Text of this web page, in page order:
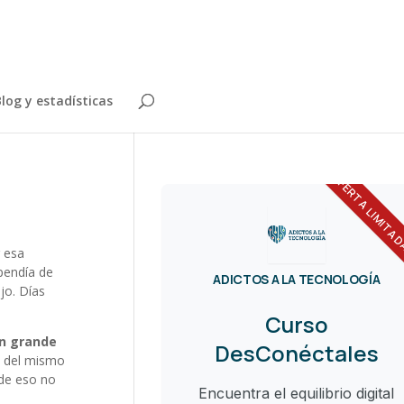
y estadísticas
de
Días
grande
mismo
eso no
OFERTA
ADICTOS A LA TECNOLOGÍA
Curso
DesConéctales
Encuentra el equilibrio digital